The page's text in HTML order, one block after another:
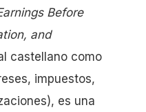
Before
and
castellano como
impuestos,
es una